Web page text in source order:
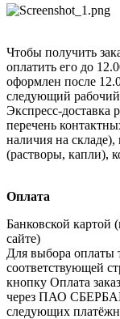
Чтобы получить
оплатить его до
оформлен после
следующий рабочий
Экспресс-доставка
перечень
наличия на складе),
(растворы, капли),
Оплата
Банковской картой
сайте)
Для выбора оплаты
соответствующей
кнопку Оплата
через ПАО
следующих